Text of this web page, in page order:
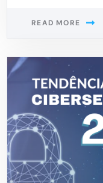
READ MORE